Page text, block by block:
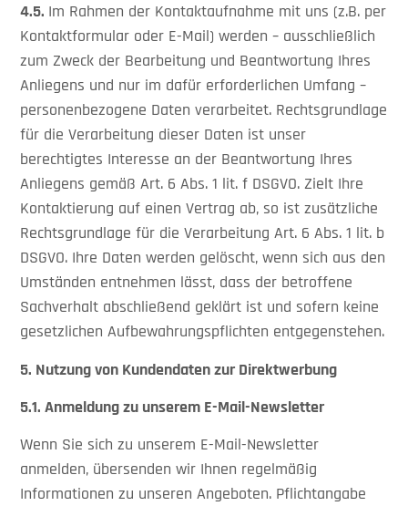
4.5. Im Rahmen der Kontaktaufnahme mit uns (z.B. per
Kontaktformular oder E-Mail) werden – ausschließlich
zum Zweck der Bearbeitung und Beantwortung Ihres
Anliegens und nur im dafür erforderlichen Umfang –
personenbezogene Daten verarbeitet. Rechtsgrundlage
für die Verarbeitung dieser Daten ist unser
berechtigtes Interesse an der Beantwortung Ihres
Anliegens gemäß Art. 6 Abs. 1 lit. f DSGVO. Zielt Ihre
Kontaktierung auf einen Vertrag ab, so ist zusätzliche
Rechtsgrundlage für die Verarbeitung Art. 6 Abs. 1 lit. b
DSGVO. Ihre Daten werden gelöscht, wenn sich aus den
Umständen entnehmen lässt, dass der betroffene
Sachverhalt abschließend geklärt ist und sofern keine
gesetzlichen Aufbewahrungspflichten entgegenstehen.
5. Nutzung von Kundendaten zur Direktwerbung
5.1.Anmeldung zu unserem E-Mail-Newsletter
Wenn Sie sich zu unserem E-Mail-Newsletter
anmelden, übersenden wir Ihnen regelmäßig
Informationen zu unseren Angeboten. Pflichtangabe